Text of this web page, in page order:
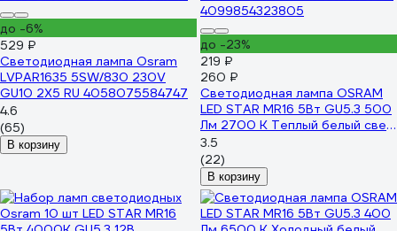
до -6%
529 ₽
Светодиодная лампа Osram
LVPAR1635 5SW/830 230V
GU10 2X5 RU 4058075584747
4.6
(65)
В корзину
до -23%
219 ₽
260 ₽
Светодиодная лампа OSRAM
LED STAR MR16 5Вт GU5.3 500
Лм 2700 К Теплый белый свет
4099854323805
3.5
(22)
В корзину